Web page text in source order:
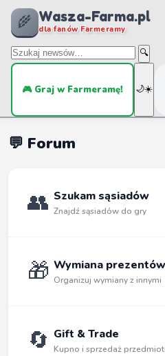
🌾 Wasza-Farma.pl
dla fanów Farmeramy
🔍
🎮 Graj w Farmeramę! 🌙☀️
💬 Forum
👥 Szukam sąsiadów
Znajdź sąsiadów do gry
🎁 Wymiana prezentów
Organizuj wymiany z innymi
🔄 Gift & Trade
Kupno i sprzedaż